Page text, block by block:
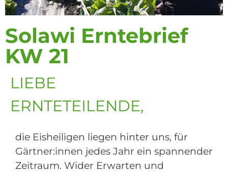
Solawi Erntebrief
KW 21
LIEBE
ERNTETEILENDE,
die Eisheiligen liegen hinter uns, für
Gärtner:innen jedes Jahr ein spannender
Zeitraum. Wider Erwarten und